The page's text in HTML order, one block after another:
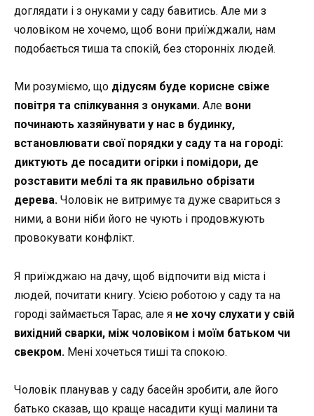
доглядати і з онуками у саду бавитись. Але ми з
чоловіком не хочемо, щоб вони приїжджали, нам
подобається тиша та спокій, без сторонніх людей.
Ми розуміємо, що дідусям буде корисне свіже
повітря та спілкування з онуками. Але вони
починають хазяйнувати у нас в будинку,
встановлювати свої порядки у саду та на городі:
диктують де посадити огірки і помідори, де
розставити меблі та як правильно обрізати
дерева. Чоловік не витримує та дуже свариться з
ними, а вони ніби його не чують і продовжують
провокувати конфлікт.
Я приїжджаю на дачу, щоб відпочити від міста і
людей, почитати книгу. Усією роботою у саду та на
городі займається Тарас, але я не хочу слухати у свій
вихідний сварки, між чоловіком і моїм батьком чи
свекром. Мені хочеться тиші та спокою.
Чоловік планував у саду басейн зробити, але його
батько сказав, що краще насадити кущі малини та